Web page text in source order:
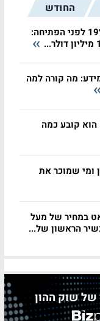
החודש
ג'יי-פרוג מזנקת 19% לפני הפתיחה:
מה קורה למה
הוא קובע כמה
ומי שמוכר את
במחיר של מעל
של שוק ההון